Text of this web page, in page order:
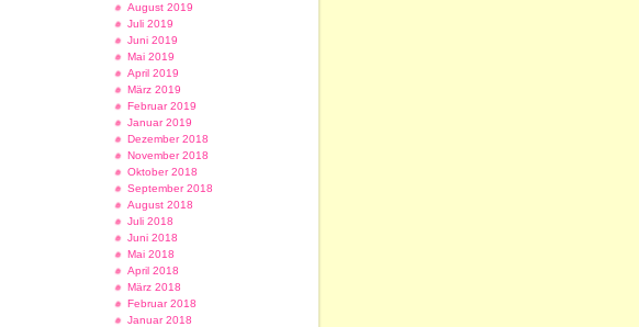
August 2019
Juli 2019
Juni 2019
Mai 2019
April 2019
März 2019
Februar 2019
Januar 2019
Dezember 2018
November 2018
Oktober 2018
September 2018
August 2018
Juli 2018
Juni 2018
Mai 2018
April 2018
März 2018
Februar 2018
Januar 2018